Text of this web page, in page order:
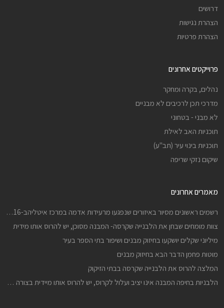
דרושים
הצהרת נגישות
הצהרת פרטיות
פרוייקטים אחרונים
נהלים, בקרה ומחקר
מדרכי תכן לרכיבים לא מבניים
לא מבני - בטחוני
תוכניות האב לאילת
תוכניות בינוי עיר (תב"ע)
שיקום נזקי שריפה
מאמרים אחרונים
רשמים ראשונים מסיור באיזורים שנפגעו מרעידות אדמה במרכז איטליהב-24816 וב-301016
צוות מומחים שבחן את הלבנייה שקרסה- המבנה מסוכן, יש להרוס אותו מידית
מיליוני שקלים יושקעו בחיזוק מבנים ושיפור בתי הספר בעיר
מוטות פחמן הדבר הבא בחיזוק מבנים
המלצה להרוס את הלבנייה שקרסה בבתי הזיקוק
הלבניות בחיפה המבנה אינו יציב ועלול לקרוס, יש להרוס אותו מיידית בצורה יזומה